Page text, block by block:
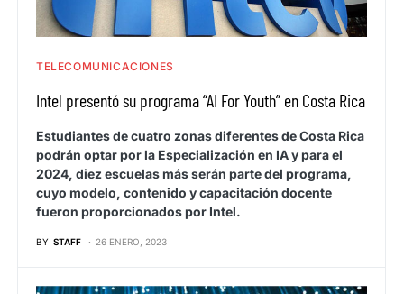
TELECOMUNICACIONES
Intel presentó su programa “AI For Youth” en Costa Rica
Estudiantes de cuatro zonas diferentes de Costa Rica
podrán optar por la Especialización en IA y para el
2024, diez escuelas más serán parte del programa,
cuyo modelo, contenido y capacitación docente
fueron proporcionados por Intel.
BY STAFF 26 ENERO, 2023